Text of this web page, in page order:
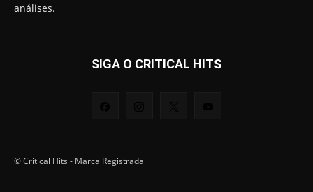
análises.
SIGA O CRITICAL HITS
© Critical Hits - Marca Registrada